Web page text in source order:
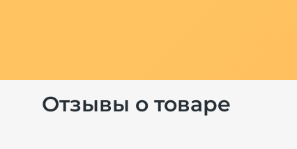
Отзывы о товаре